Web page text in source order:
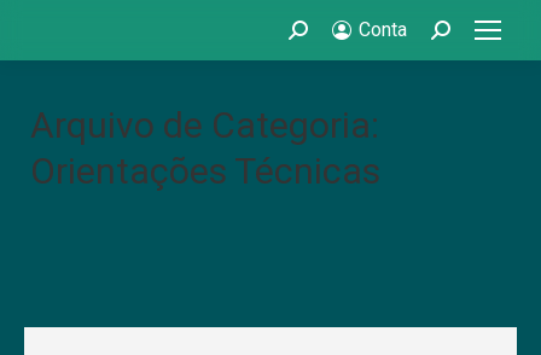
Search: Conta Search:
Arquivo de Categoria:
Orientações Técnicas